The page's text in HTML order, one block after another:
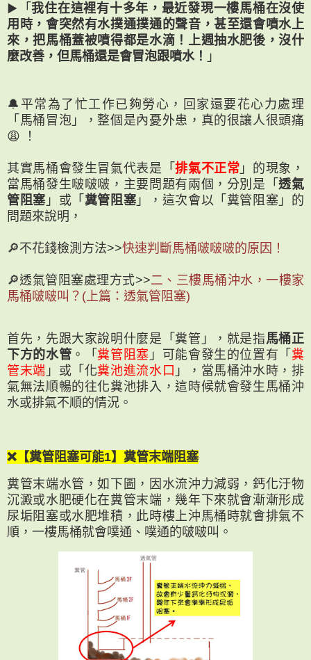
▶「我住在這裡有十多年，最近發現一樓馬桶在沒使
用時，會突然有水撲通撲通的聲音，甚至還會噴水上
來，把馬桶蓋被噴得都是水滴！上週抽水肥後，沒什
麼改善，但馬桶還是會冒泡跟噴水！ 」
🔔平常為了忙工作已夠勞心，回家還要花心力處理
「馬桶冒泡」，整個是內憂外患，真的很讓人很頭痛
😩 ！
其實馬桶會發生冒氣代表是「排氣不正常 」的現象，
當馬桶發生啵啵啵，主要問題有兩個，分別是「透氣
管阻塞 」或「 糞管阻塞 」，這次會以「糞管阻塞」的
問題來說明，
🔎不花錢檢測方法>>快速判斷馬桶啵啵啵的原因！
🔎透氣管阻塞處理方式>>二、三樓馬桶沖水，一樓家
馬桶啵啵叫？(上篇：透氣管阻塞)
首先，先跟大家說明什麼是「糞管」，就是指馬桶正
下方的水管 。「糞管阻塞 」可能會發生的位置有「糞
管末端 」或「化糞池進流水口 」，當馬桶沖水時，排
氣無法順暢的往化糞池排入，這時候就會發生馬桶沖
水或排氣不順的情況。
❌【糞管阻塞可能1】糞管末端阻塞
糞管末端水管，如下圖，因水流沖力減弱，鈣化汙物
沉澱或水肥硬化在糞管末端，幾年下來就會漸漸形成
尿垢阻塞或水肥堆積，此時樓上沖馬桶時就會排氣不
順，一樓馬桶就會噗通、噗通的啵啵叫。